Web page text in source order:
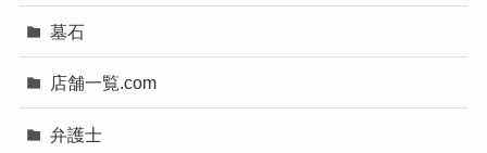
墓石
店舗一覧.com
弁護士